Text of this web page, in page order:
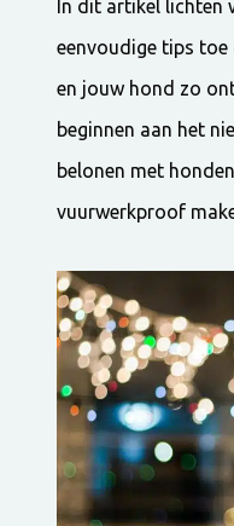
In dit artikel lichten
eenvoudige tips
en jouw hond zo
beginnen aan het
belonen met
vuurwerkproof